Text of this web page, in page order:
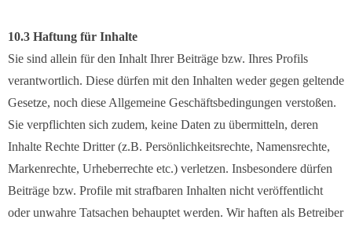
10.3 Haftung für Inhalte
Sie sind allein für den Inhalt Ihrer Beiträge bzw. Ihres Profils
verantwortlich. Diese dürfen mit den Inhalten weder gegen geltende
Gesetze, noch diese Allgemeine Geschäftsbedingungen verstoßen.
Sie verpflichten sich zudem, keine Daten zu übermitteln, deren
Inhalte Rechte Dritter (z.B. Persönlichkeitsrechte, Namensrechte,
Markenrechte, Urheberrechte etc.) verletzen. Insbesondere dürfen
Beiträge bzw. Profile mit strafbaren Inhalten nicht veröffentlicht
oder unwahre Tatsachen behauptet werden. Wir haften als Betreiber